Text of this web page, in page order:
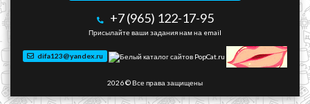
+7 (965) 122-17-95
Присылайте ваши задания нам на email
difa123@yandex.ru
2026 © Все права защищены